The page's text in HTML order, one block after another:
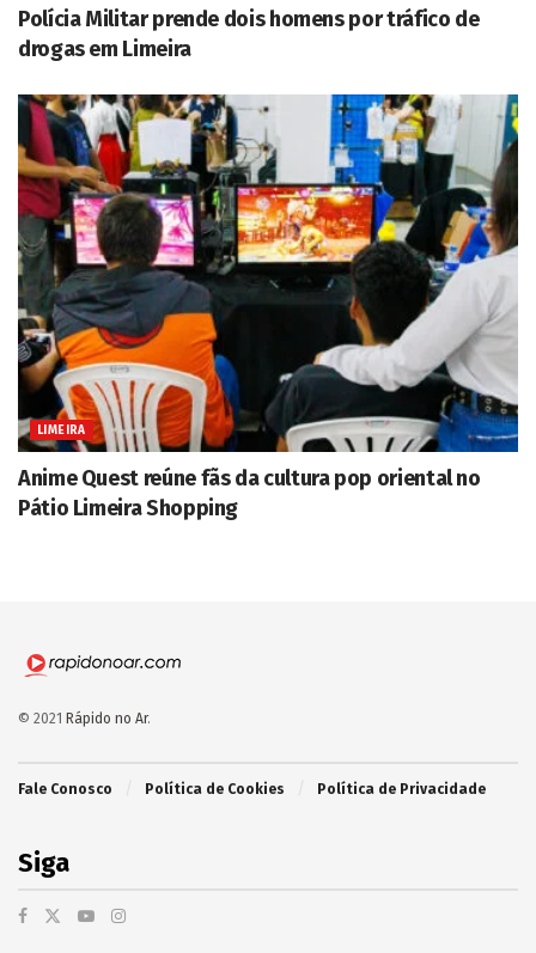
Polícia Militar prende dois homens por tráfico de
drogas em Limeira
LIMEIRA
Anime Quest reúne fãs da cultura pop oriental no
Pátio Limeira Shopping
© 2021 Rápido no Ar.
Fale Conosco Política de Cookies Política de Privacidade
Siga